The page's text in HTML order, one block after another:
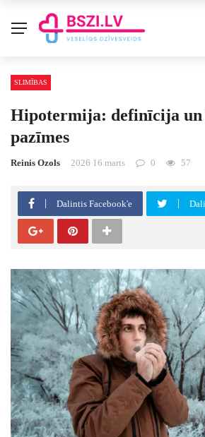
SLIMĪBAS
Hipotermija: definīcija un
pazīmes
Reinis Ozols 2026 16 marts 0 57
Dalintis Facebook'e